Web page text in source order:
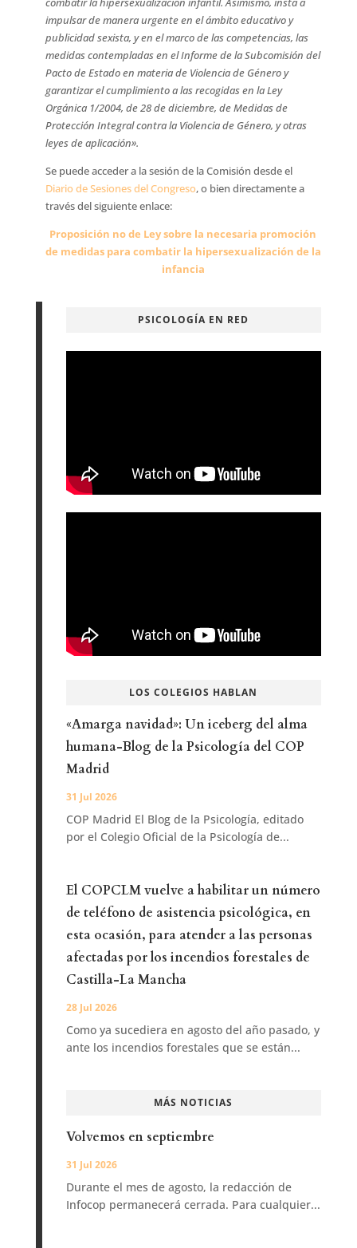
impulsar de manera urgente en el ámbito educativo y
publicidad sexista, y en el marco de las competencias, las
medidas contempladas en el Informe de la Subcomisión del
Pacto de Estado en materia de Violencia de Género y
garantizar el cumplimiento a las recogidas en la Ley
Orgánica 1/2004, de 28 de diciembre, de Medidas de
Protección Integral contra la Violencia de Género, y otras
leyes de aplicación».
Se puede acceder a la sesión de la Comisión desde el
Diario de Sesiones del Congreso, o bien directamente a
través del siguiente enlace:
Proposición no de Ley sobre la necesaria promoción
de medidas para combatir la hipersexualización de la
infancia
PSICOLOGÍA EN RED
LOS COLEGIOS HABLAN
«Amarga navidad»: Un iceberg del alma
humana-Blog de la Psicología del COP
Madrid
31 Jul 2026
COP Madrid El Blog de la Psicología, editado
por el Colegio Oficial de la Psicología de...
El COPCLM vuelve a habilitar un número
de teléfono de asistencia psicológica, en
esta ocasión, para atender a las personas
afectadas por los incendios forestales de
Castilla-La Mancha
28 Jul 2026
Como ya sucediera en agosto del año pasado, y
ante los incendios forestales que se están...
MÁS NOTICIAS
Volvemos en septiembre
31 Jul 2026
Durante el mes de agosto, la redacción de
Infocop permanecerá cerrada. Para cualquier...